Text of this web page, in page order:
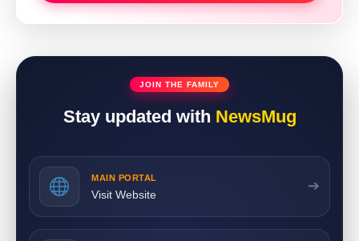
JOIN THE FAMILY
Stay updated with NewsMug
MAIN PORTAL
Visit Website
➔